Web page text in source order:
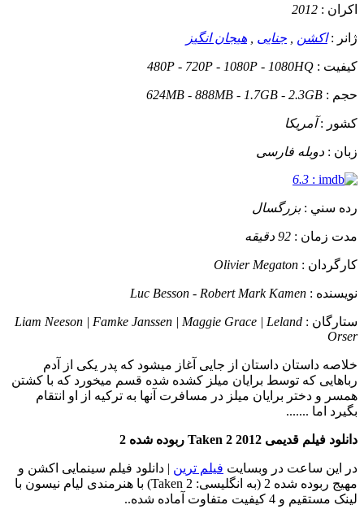
اکران : 2012
ژانر :اکشن جنایی هیجان انگیز
کيفيت : 480P - 720P - 1080P - 1080HQ
حجم : 624MB - 888MB - 1.7GB - 2.3GB
کشور :آمریکا
زبان : دوبله فارسی
:
6.3
رده سني :بزرگسال
مدت زمان : 92 دقیقه
کارگردان : Olivier Megaton
نويسنده : Luc Besson - Robert Mark Kamen
ستارگان : Liam Neeson | Famke Janssen | Maggie Grace | Leland
Orser
خلاصه داستان داستان از جایی آغاز میشود که پدر یکی از آدم
رباهایی که توسط برایان میلز کشده شده قسم میخورد که با کشتن
همسر و دختر برایان میلز در مسافرت آنها به ترکیه از او انتقام
بگیرد اما .......
دانلود فیلم قدیمی Taken 2 2012 ربوده شده 2
در این ساعت در وبسایت فیلم ترین | دانلود فیلم سینمایی اکشن و
مهیج ربوده شده 2 (به انگلیسی: Taken 2) با هنرمندی لیام نیسون با
لینک مستقیم و 4 کیفیت متفاوت آماده شده..